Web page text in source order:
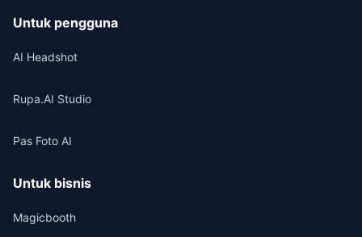
Untuk pengguna
AI Headshot
Rupa.AI Studio
Pas Foto AI
Untuk bisnis
Magicbooth